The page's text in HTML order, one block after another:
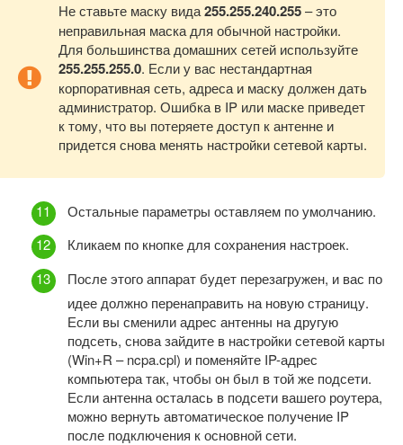
Не ставьте маску вида255.255.240.255– это
неправильная маска для обычной настройки.
Для большинства домашних сетей используйте
255.255.255.0. Если у вас нестандартная
корпоративная сеть, адреса и маску должен дать
администратор. Ошибка в IP или маске приведет
к тому, что вы потеряете доступ к антенне и
придется снова менять настройки сетевой карты.
Остальные параметры оставляем по умолчанию.
Кликаем по кнопке для сохранения настроек.
После этого аппарат будет перезагружен, и вас по
идее должно перенаправить на новую страницу.
Если вы сменили адрес антенны на другую
подсеть, снова зайдите в настройки сетевой карты
(Win+R – ncpa.cpl) и поменяйте IP-адрес
компьютера так, чтобы он был в той же подсети.
Если антенна осталась в подсети вашего роутера,
можно вернуть автоматическое получение IP
после подключения к основной сети.